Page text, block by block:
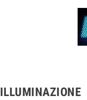
ILLUMINAZIONE